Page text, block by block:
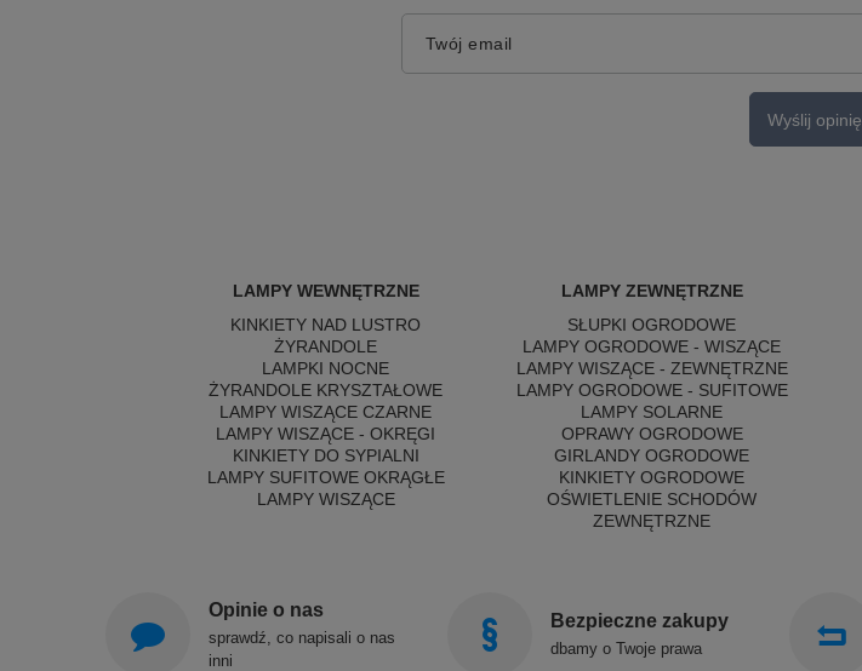
Twój email
Wyślij opinię
LAMPY WEWNĘTRZNE
KINKIETY NAD LUSTRO
ŻYRANDOLE
LAMPKI NOCNE
ŻYRANDOLE KRYSZTAŁOWE
LAMPY WISZĄCE CZARNE
LAMPY WISZĄCE - OKRĘGI
KINKIETY DO SYPIALNI
LAMPY SUFITOWE OKRĄGŁE
LAMPY WISZĄCE
LAMPY ZEWNĘTRZNE
SŁUPKI OGRODOWE
LAMPY OGRODOWE - WISZĄCE
LAMPY WISZĄCE - ZEWNĘTRZNE
LAMPY OGRODOWE - SUFITOWE
LAMPY SOLARNE
OPRAWY OGRODOWE
GIRLANDY OGRODOWE
KINKIETY OGRODOWE
OŚWIETLENIE SCHODÓW
ZEWNĘTRZNE
Opinie o nas
sprawdź, co napisali o nas
inni
Bezpieczne zakupy
dbamy o Twoje prawa